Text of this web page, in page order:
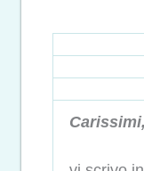
Carissimi,